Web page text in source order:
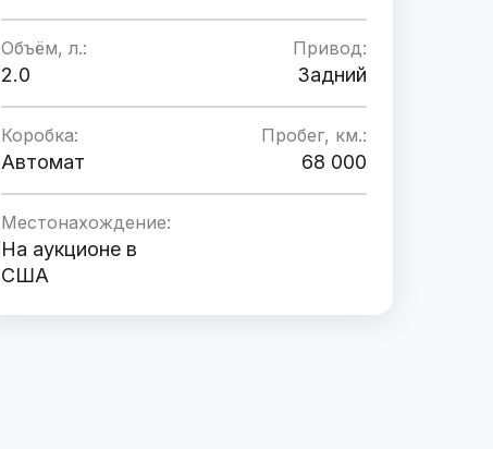
Объём, л.:
2.0
Привод:
Задний
Коробка:
Автомат
Пробег, км.:
68 000
Местонахождение:
На аукционе в
США